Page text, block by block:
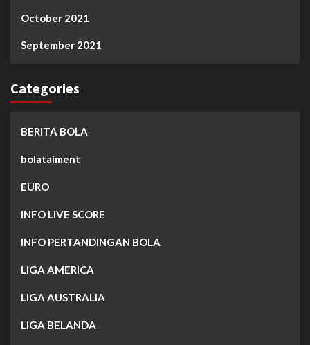
October 2021
September 2021
Categories
BERITA BOLA
bolataiment
EURO
INFO LIVE SCORE
INFO PERTANDINGAN BOLA
LIGA AMERICA
LIGA AUSTRALIA
LIGA BELANDA